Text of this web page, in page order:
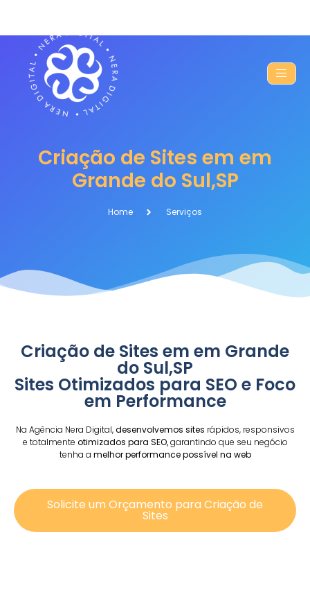
Criação de Sites em em
Grande do Sul,SP
Home Serviços
Criação de Sites em em Grande
do Sul,SP
Sites Otimizados para SEO e Foco
em Performance
Na Agência Nera Digital,desenvolvemos sites rápidos, responsivos
e totalmente otimizados para SEO,garantindo que seu negócio
tenha a melhor performance possível na web
Solicite um Orçamento para Criação de
Sites